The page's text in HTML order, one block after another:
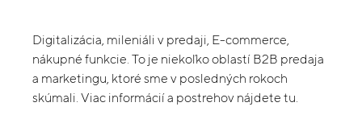
Digitalizácia, mileniáli v predaji, E-commerce,
nákupné funkcie. To je niekoľko oblastí B2B predaja
a marketingu, ktoré sme v posledných rokoch
skúmali. Viac informácií a postrehov nájdete tu.